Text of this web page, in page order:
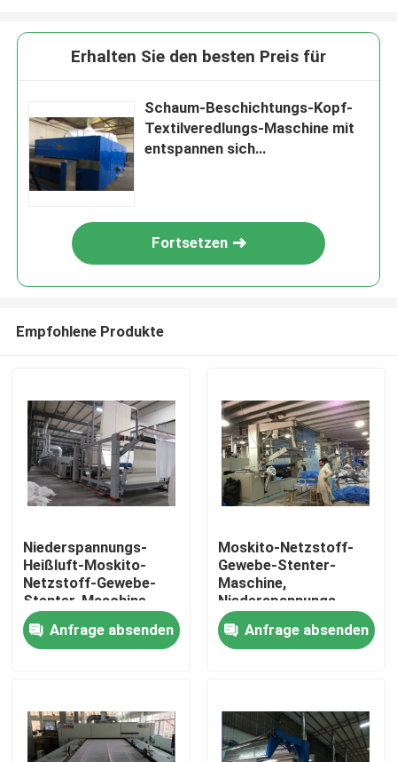
Produkte
Erhalten Sie den besten Preis für
Schaum-Beschichtungs-Kopf-
Textilveredlungs-Maschine mit
entspannen sich
Fortsetzen
Empfohlene Produkte
Niederspannungs-
Heißluft-Moskito-
Netzstoff-Gewebe-
Stenter-Maschine
Anfrage absenden
Moskito-Netzstoff-
Gewebe-Stenter-
Maschine,
Niederspannungs-
Heißluft Stenter-
Maschine
Anfrage absenden